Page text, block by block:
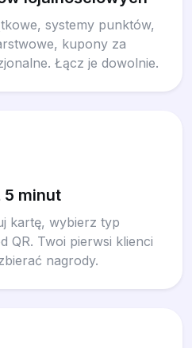
systemy punktów,
kupony za
Łącz je dowolnie.
5 minut
kartę, wybierz typ
QR. Twoi pierwsi klienci
nagrody.